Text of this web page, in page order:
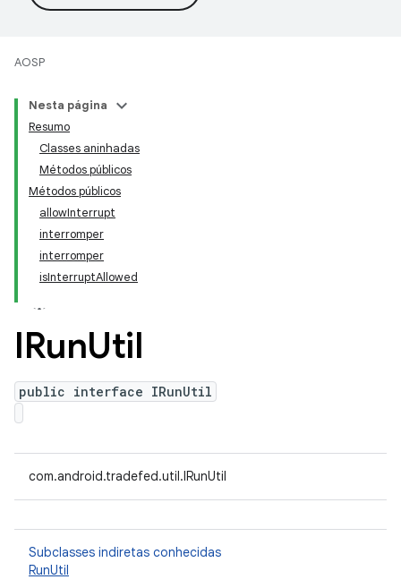
AOSP
Nesta página
Resumo
Classes aninhadas
Métodos públicos
Métodos públicos
allowInterrupt
interromper
interromper
isInterruptAllowed
IRunUtil
public interface IRunUtil
com.android.tradefed.util.IRunUtil
Subclasses indiretas conhecidas
RunUtil